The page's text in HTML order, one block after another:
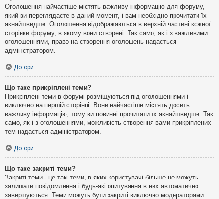
Оголошення найчастіше містять важливу інформацію для форуму,
який ви переглядаєте в даний момент, і вам необхідно прочитати їх
якнайшвидше. Оголошення відображаються в верхній частині кожної
сторінки форуму, в якому вони створені. Так само, як і з важливими
оголошеннями, право на створення оголошень надається
адміністратором.
Догори
Що таке прикріплені теми?
Прикріплені теми в форумі розміщуються під оголошеннями і
виключно на першій сторінці. Вони найчастіше містять досить
важливу інформацію, тому ви повинні прочитати їх якнайшвидше. Так
само, як і з оголошеннями, можливість створення вами прикріплених
тем надається адміністратором.
Догори
Що таке закриті теми?
Закриті теми - це такі теми, в яких користувачі більше не можуть
залишати повідомлення і будь-які опитування в них автоматично
завершуються. Теми можуть бути закриті виключно модераторами